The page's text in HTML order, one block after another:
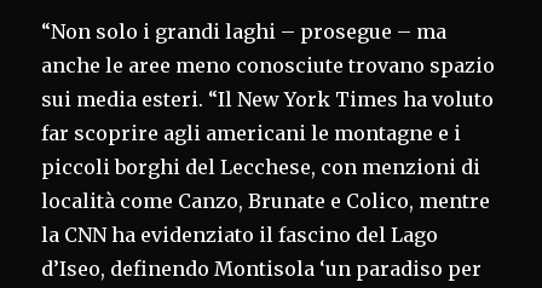
“Non solo i grandi laghi – prosegue – ma
anche le aree meno conosciute trovano spazio
sui media esteri. “Il New York Times ha voluto
far scoprire agli americani le montagne e i
piccoli borghi del Lecchese, con menzioni di
località come Canzo, Brunate e Colico, mentre
la CNN ha evidenziato il fascino del Lago
d’Iseo, definendo Montisola ‘un paradiso per